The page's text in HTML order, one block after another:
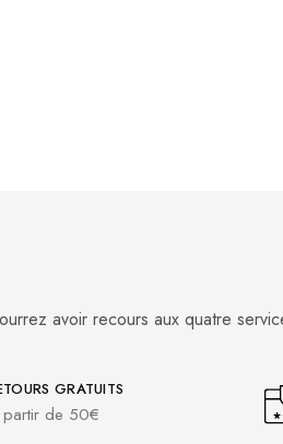
avoir recours aux quatre
GRATUITS
de 50€